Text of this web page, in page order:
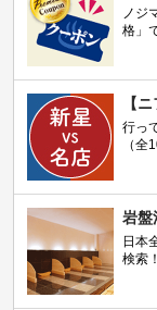
ノジ
格」
【
行っ
（全
岩盤
日本
検索！